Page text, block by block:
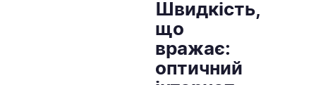
Швидкість,
що
вражає:
оптичний
WESTELECOM